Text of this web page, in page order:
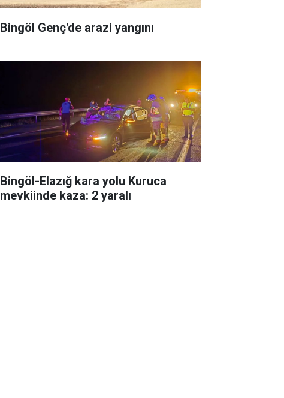
Bingöl Genç'de arazi yangını
Bingöl-Elazığ kara yolu Kuruca
mevkiinde kaza: 2 yaralı